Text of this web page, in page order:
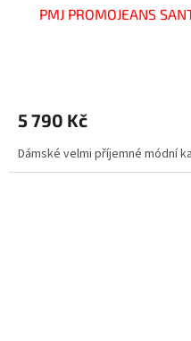
PMJ PROMOJEANS
5 790 Kč
Dámské velmi příjemné módní